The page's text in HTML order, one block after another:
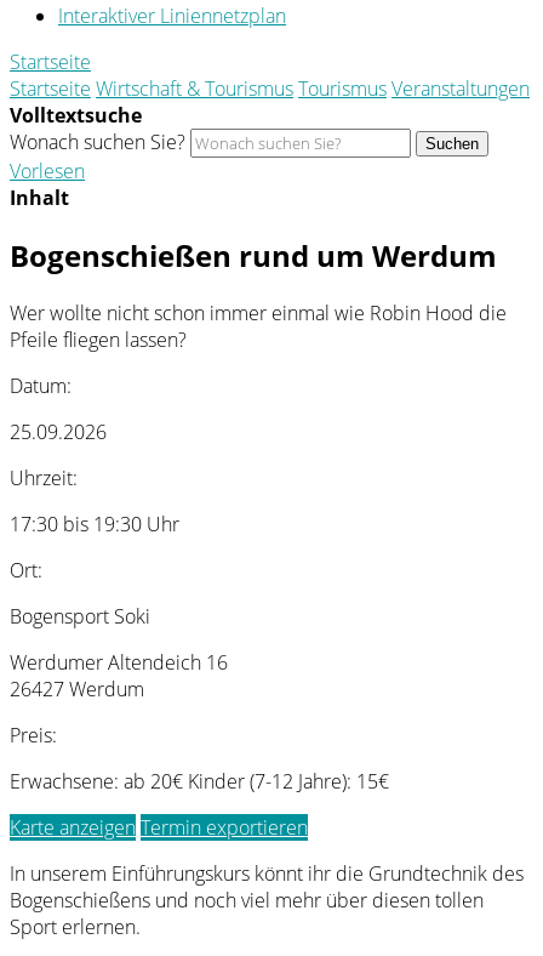
Interaktiver Liniennetzplan
Startseite
Startseite Wirtschaft & TourismusTourismusVeranstaltungen
Volltextsuche
Wonach suchen Sie?
Suchen
Vorlesen
Inhalt
Bogenschießen rund um Werdum
Wer wollte nicht schon immer einmal wie Robin Hood die
Pfeile fliegen lassen?
Datum:
25.09.2026
Uhrzeit:
17:30 bis 19:30 Uhr
Ort:
Bogensport Soki
Werdumer Altendeich 16
26427 Werdum
Preis:
Erwachsene: ab 20€ Kinder (7-12 Jahre): 15€
Karte anzeigenTermin exportieren
In unserem Einführungskurs könnt ihr die Grundtechnik des
Bogenschießens und noch viel mehr über diesen tollen
Sport erlernen.